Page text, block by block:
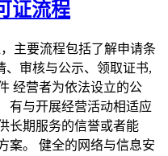
证流程
主要流程包括了解申请条
、审核与公示、领取证书,
经营者为依法设立的公
有与开展经营活动相适应
长期服务的信誉或者能
案。 健全的网络与信息安